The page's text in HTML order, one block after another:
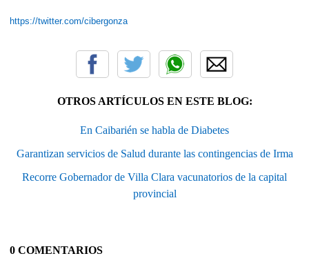
https://twitter.com/cibergonza
OTROS ARTÍCULOS EN ESTE BLOG:
En Caibarién se habla de Diabetes
Garantizan servicios de Salud durante las contingencias de Irma
Recorre Gobernador de Villa Clara vacunatorios de la capital
provincial
0 COMENTARIOS